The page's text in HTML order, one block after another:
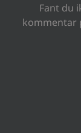
Fant du
kommentar